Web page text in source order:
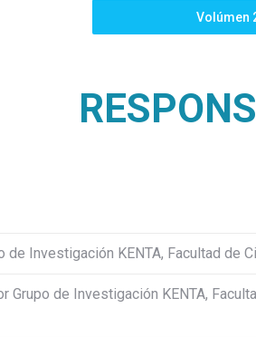
Volúmen
Investigación KENTA, Facultad de
de Investigación KENTA,